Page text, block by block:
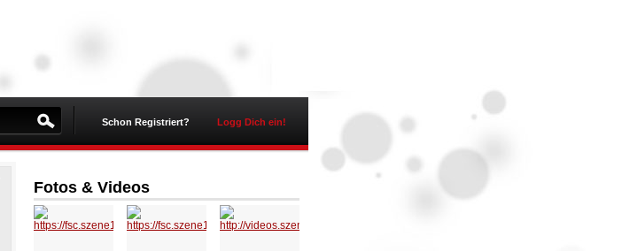
Schon Registriert? Logg Dich ein!
Fotos & Videos